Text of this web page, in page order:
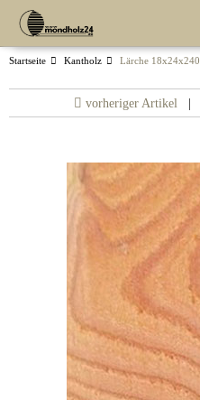
Startseite Kantholz Lärche 18x24x240
vorheriger Artikel |